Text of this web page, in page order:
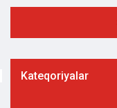
Kateqoriyalar